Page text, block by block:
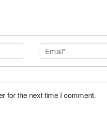
for the next time I comment.